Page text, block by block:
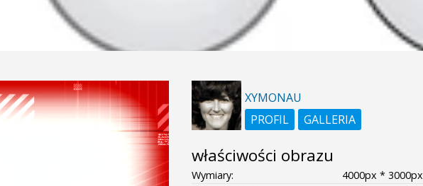
XYMONAU
PROFIL
GALLERIA
właściwości obrazu
Wymiary:
4000px * 3000px